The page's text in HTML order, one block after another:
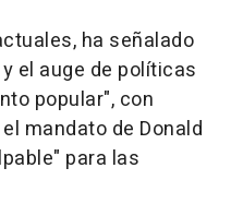
ha señalado
el auge de políticas
popular", con
mandato de Donald
para las